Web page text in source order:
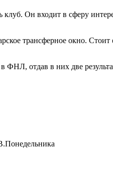
клуб. Он входит в сферу
трансферное окно.
ФНЛ, отдав в них две